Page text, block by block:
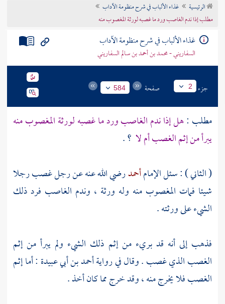
تراجم الأعلام
الرئيسية
غذاء الألباب في شرح منظومة الآداب
مطلب إذا ندم الغاصب ورد ما غصبه لورثة المغصوب منه
غذاء الألباب في شرح منظومة الآداب
السفاريني - محمد بن أحمد بن سالم السفاريني
جزء 2 صفحة 584
مطلب :هل إذا ندم الغاصب ورد ما غصبه لورثة المغصوب منه
يبرأ من إثم الغصب أم لا ؟ .
( الثاني ) : سئل الإمامأحمدرضي الله عنه عن رجل غصب رجلا
شيئا فمات المغصوب منه وله ورثة ، وندم الغاصب فرد ذلك
الشيء على ورثته .
فذهب إلى أنه قد بريء من إثم ذلك الشيء ولم يبرأ من إثم
الغصب الذي غصب . وقال في روايةأحمد بن أبي عبيدة : أما إثم
الغصب فلا يخرج منه ، وقد خرج مما كان أخذ .